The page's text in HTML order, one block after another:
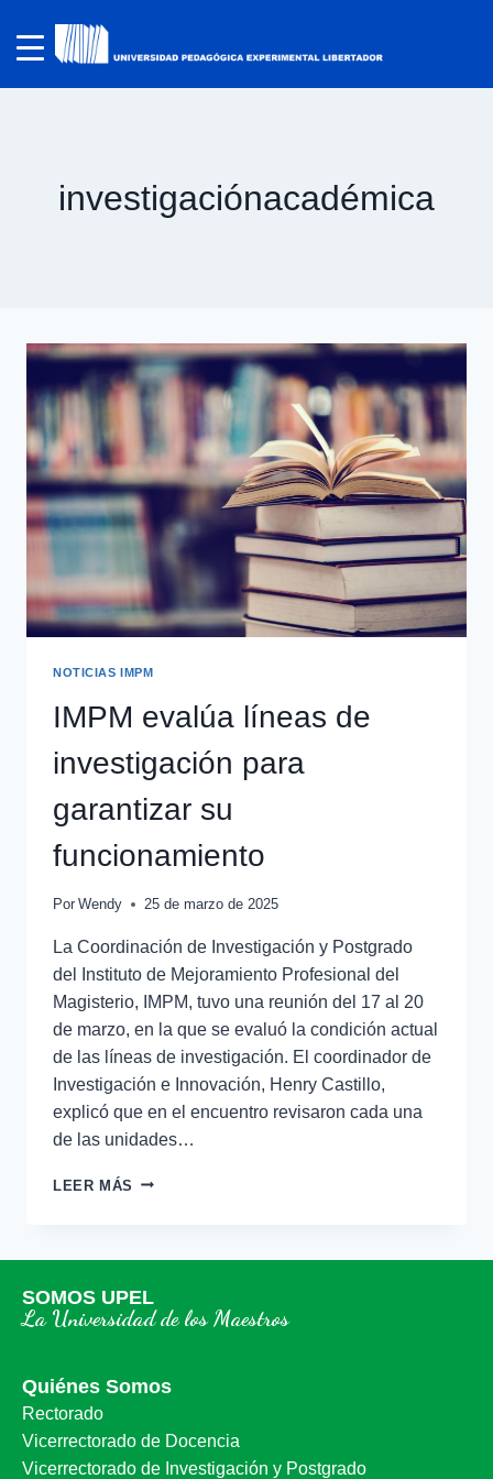
investigaciónacadémica
NOTICIAS IMPM
IMPM evalúa líneas de
investigación para
garantizar su
funcionamiento
Por Wendy 25 de marzo de 2025
La Coordinación de Investigación y Postgrado
del Instituto de Mejoramiento Profesional del
Magisterio, IMPM, tuvo una reunión del 17 al 20
de marzo, en la que se evaluó la condición actual
de las líneas de investigación. El coordinador de
Investigación e Innovación, Henry Castillo,
explicó que en el encuentro revisaron cada una
de las unidades…
LEER MÁS
SOMOS UPEL
La Universidad de los Maestros
Quiénes Somos
Rectorado
Vicerrectorado de Docencia
Vicerrectorado de Investigación y Postgrado